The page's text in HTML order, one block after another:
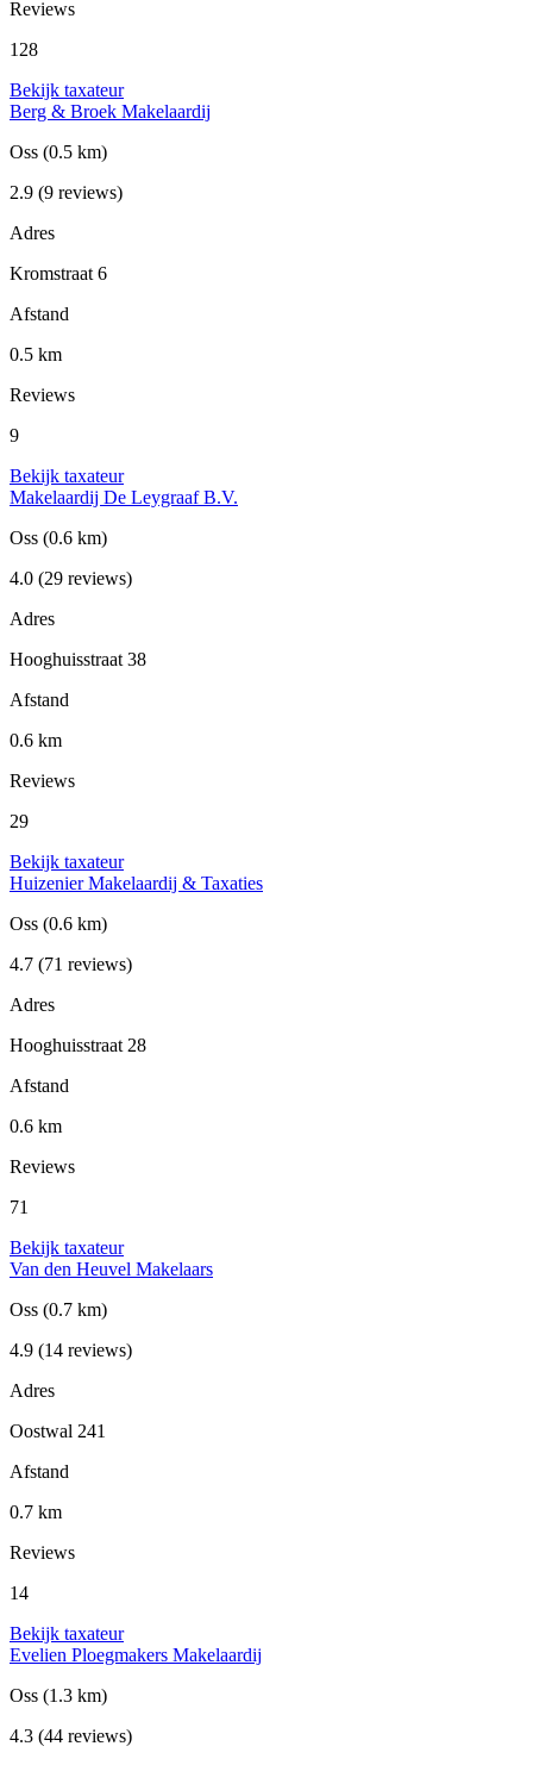
Reviews
128
Bekijk taxateur
Berg & Broek Makelaardij
Oss (0.5 km)
2.9 (9 reviews)
Adres
Kromstraat 6
Afstand
0.5 km
Reviews
9
Bekijk taxateur
Makelaardij De Leygraaf B.V.
Oss (0.6 km)
4.0 (29 reviews)
Adres
Hooghuisstraat 38
Afstand
0.6 km
Reviews
29
Bekijk taxateur
Huizenier Makelaardij & Taxaties
Oss (0.6 km)
4.7 (71 reviews)
Adres
Hooghuisstraat 28
Afstand
0.6 km
Reviews
71
Bekijk taxateur
Van den Heuvel Makelaars
Oss (0.7 km)
4.9 (14 reviews)
Adres
Oostwal 241
Afstand
0.7 km
Reviews
14
Bekijk taxateur
Evelien Ploegmakers Makelaardij
Oss (1.3 km)
4.3 (44 reviews)